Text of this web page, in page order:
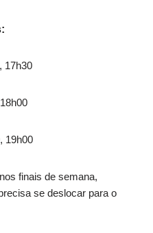
17h30
19h00
finais de semana,
se deslocar para o